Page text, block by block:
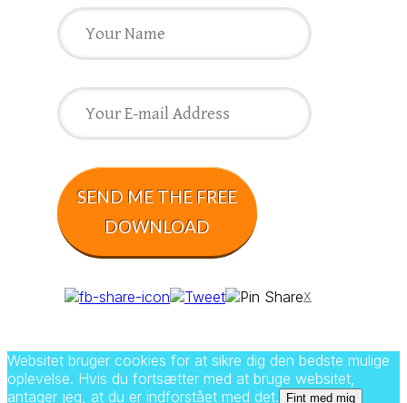
SE​ND ME THE FREE
DOWNLOAD
x
Websitet bruger cookies for at sikre dig den bedste mulige
oplevelse. Hvis du fortsætter med at bruge websitet,
antager jeg, at du er indforstået med det.
Fint med mig